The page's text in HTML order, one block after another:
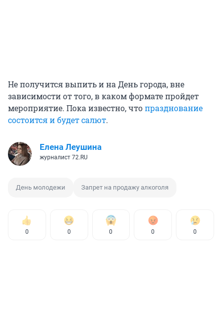
Не получится выпить и на День города, вне
зависимости от того, в каком формате пройдет
мероприятие. Пока известно, чтопразднование
состоится и будет салют.
Елена Леушина
журналист 72.RU
День молодежи Запрет на продажу алкоголя
0 0 0 0 0